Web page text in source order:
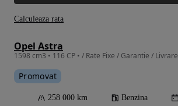
Opel Astra
1598 cm3 • 116 CP • / Rate Fixe / Garantie / Livrare
Promovat
258 000 km Benzina
Calculeaza rata